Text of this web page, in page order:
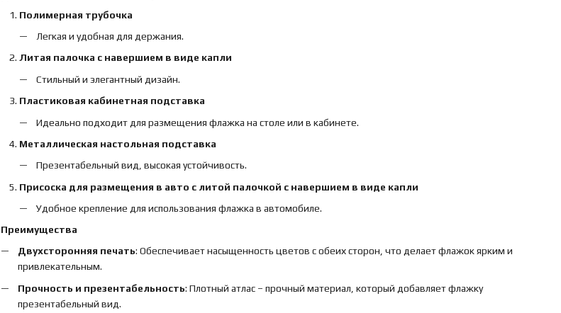
Полимерная трубочка
Легкая и удобная для держания.
Литая палочка с навершием в виде капли
Стильный и элегантный дизайн.
Пластиковая кабинетная подставка
Идеально подходит для размещения флажка на столе или в кабинете.
Металлическая настольная подставка
Презентабельный вид, высокая устойчивость.
Присоска для размещения в авто с литой палочкой с навершием в виде капли
Удобное крепление для использования флажка в автомобиле.
Преимущества
Двухсторонняя печать: Обеспечивает насыщенность цветов с обеих сторон, что делает флажок ярким и
привлекательным.
Прочность и презентабельность: Плотный атлас – прочный материал, который добавляет флажку
презентабельный вид.